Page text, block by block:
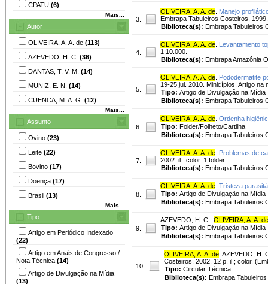
CPATU (6)
Mais...
Autor
OLIVEIRA, A. A. de (113)
AZEVEDO, H. C. (36)
DANTAS, T. V. M. (14)
MUNIZ, E. N. (14)
CUENCA, M. A. G. (12)
Mais...
Assunto
Ovino (23)
Leite (22)
Bovino (17)
Doença (17)
Brasil (13)
Mais...
Tipo
Artigo em Periódico Indexado
(22)
Artigo em Anais de Congresso /
Nota Técnica (14)
Artigo de Divulgação na Mídia
(13)
3.
OLIVEIRA, A. A. de Manejo
Embrapa Tabuleiros Costeiros,
Biblioteca(s): Embrapa Tabuleiros
4.
OLIVEIRA, A. A. de Levantamento
1:10.000.
Biblioteca(s): Embrapa Amazônia
5.
OLIVEIRA, A. A. de Pododermatite
19-25 jul. 2010. Minicípios. Artigo
Tipo: Artigo de Divulgação na Mídia
Biblioteca(s): Embrapa Tabuleiros
6.
OLIVEIRA, A. A. de Ordenha
Tipo: Folder/Folheto/Cartilha
Biblioteca(s): Embrapa Tabuleiros
7.
OLIVEIRA, A. A. de Problemas de
2002. il.: color. 1 folder.
Biblioteca(s): Embrapa Tabuleiros
8.
OLIVEIRA, A. A. de Tristeza
Tipo: Artigo de Divulgação na Mídia
Biblioteca(s): Embrapa Tabuleiros
9.
AZEVEDO, H. C. ; OLIVEIRA, A. A. de
Tipo: Artigo de Divulgação na Mídia
Biblioteca(s): Embrapa Tabuleiros
10.
OLIVEIRA, A. A. de; AZEVEDO, H.
Costeiros, 2002. 12 p. il.; color.
Tipo: Circular Técnica
Biblioteca(s): Embrapa